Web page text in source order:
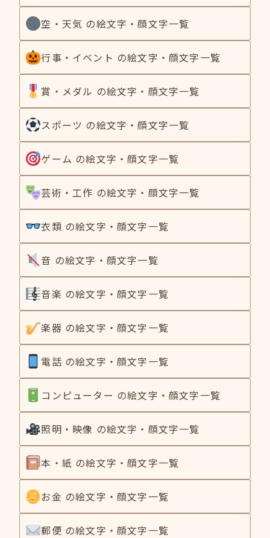
空・天気 の絵文字・顔文字一覧
行事・イベント の絵文字・顔文字一覧
賞・メダル の絵文字・顔文字一覧
スポーツ の絵文字・顔文字一覧
ゲーム の絵文字・顔文字一覧
芸術・工作 の絵文字・顔文字一覧
衣類 の絵文字・顔文字一覧
音 の絵文字・顔文字一覧
音楽 の絵文字・顔文字一覧
楽器 の絵文字・顔文字一覧
電話 の絵文字・顔文字一覧
コンピューター の絵文字・顔文字一覧
照明・映像 の絵文字・顔文字一覧
本・紙 の絵文字・顔文字一覧
お金 の絵文字・顔文字一覧
郵便 の絵文字・顔文字一覧